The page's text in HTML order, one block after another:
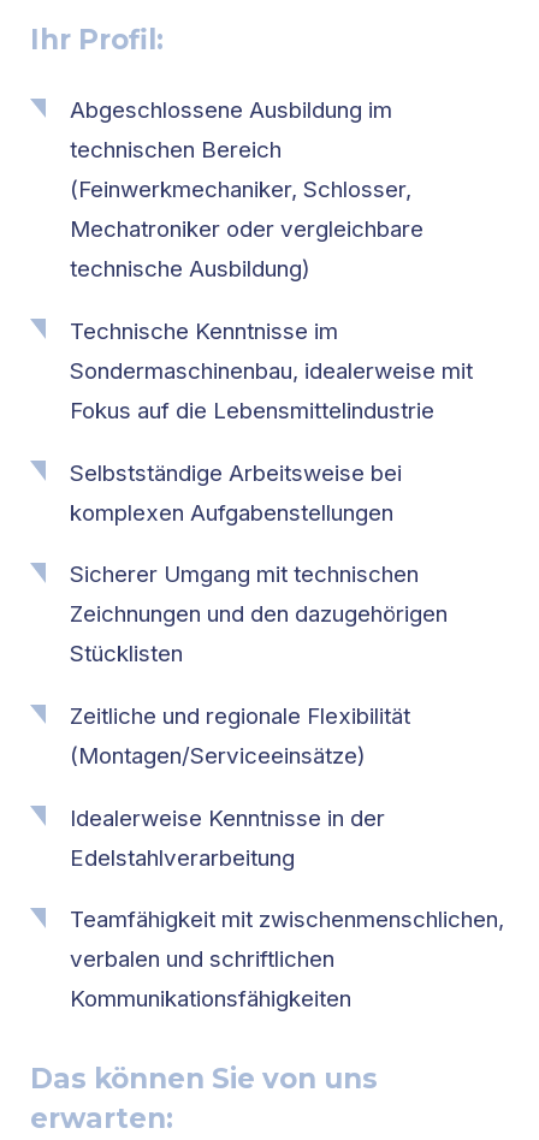
Ihr Profil:
Abgeschlossene Ausbildung im
technischen Bereich
(Feinwerkmechaniker, Schlosser,
Mechatroniker oder vergleichbare
technische Ausbildung)
Technische Kenntnisse im
Sondermaschinenbau, idealerweise mit
Fokus auf die Lebensmittelindustrie
Selbstständige Arbeitsweise bei
komplexen Aufgabenstellungen
Sicherer Umgang mit technischen
Zeichnungen und den dazugehörigen
Stücklisten
Zeitliche und regionale Flexibilität
(Montagen/Serviceeinsätze)
Idealerweise Kenntnisse in der
Edelstahlverarbeitung
Teamfähigkeit mit zwischenmenschlichen,
verbalen und schriftlichen
Kommunikationsfähigkeiten
Das können Sie von uns
erwarten: